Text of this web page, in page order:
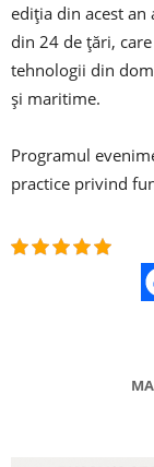
ediţia din acest an
din 24 de ţări,
tehnologii din
şi maritime.
Programul
practice privind